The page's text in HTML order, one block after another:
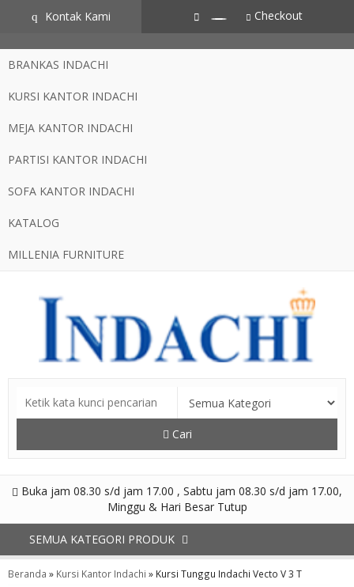
CZSZneA0L2iOfvN5RZSxYVS3hlCgtJbz-AXdpJhJNME
q Kontak Kami Checkout
BRANKAS INDACHI
KURSI KANTOR INDACHI
MEJA KANTOR INDACHI
PARTISI KANTOR INDACHI
SOFA KANTOR INDACHI
KATALOG
MILLENIA FURNITURE
Cari
Buka jam 08.30 s/d jam 17.00 , Sabtu jam 08.30 s/d jam 17.00,
Minggu & Hari Besar Tutup
SEMUA KATEGORI PRODUK
Beranda » Kursi Kantor Indachi » Kursi Tunggu Indachi Vecto V 3 T